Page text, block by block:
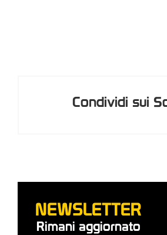
Condividi sui
NEWSLETTER
Rimani aggiornato